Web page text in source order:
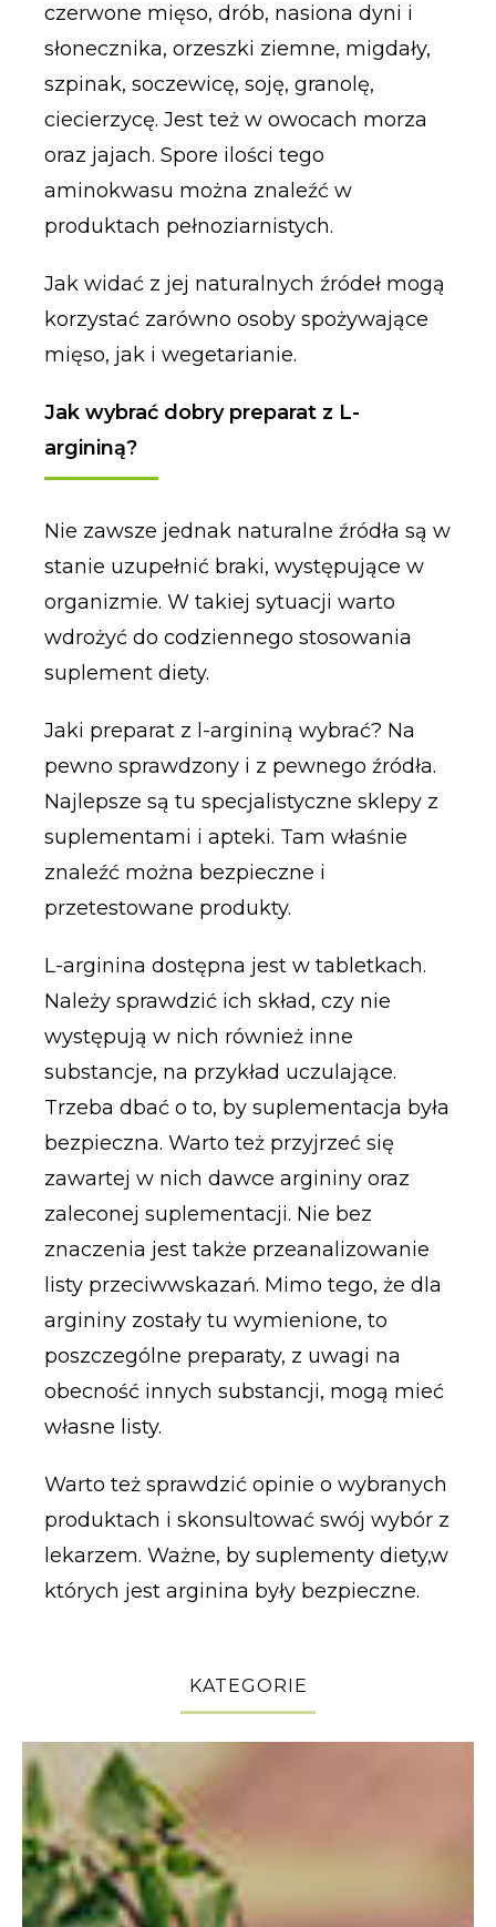
czerwone mięso, drób, nasiona dyni i
słonecznika, orzeszki ziemne, migdały,
szpinak, soczewicę, soję, granolę,
ciecierzycę. Jest też w owocach morza
oraz jajach. Spore ilości tego
aminokwasu można znaleźć w
produktach pełnoziarnistych.
Jak widać z jej naturalnych źródeł mogą
korzystać zarówno osoby spożywające
mięso, jak i wegetarianie.
Jak wybrać dobry preparat z L-
argininą?
Nie zawsze jednak naturalne źródła są w
stanie uzupełnić braki, występujące w
organizmie. W takiej sytuacji warto
wdrożyć do codziennego stosowania
suplement diety.
Jaki preparat z l-argininą wybrać? Na
pewno sprawdzony i z pewnego źródła.
Najlepsze są tu specjalistyczne sklepy z
suplementami i apteki. Tam właśnie
znaleźć można bezpieczne i
przetestowane produkty.
L-arginina dostępna jest w tabletkach.
Należy sprawdzić ich skład, czy nie
występują w nich również inne
substancje, na przykład uczulające.
Trzeba dbać o to, by suplementacja była
bezpieczna. Warto też przyjrzeć się
zawartej w nich dawce argininy oraz
zaleconej suplementacji. Nie bez
znaczenia jest także przeanalizowanie
listy przeciwwskazań. Mimo tego, że dla
argininy zostały tu wymienione, to
poszczególne preparaty, z uwagi na
obecność innych substancji, mogą mieć
własne listy.
Warto też sprawdzić opinie o wybranych
produktach i skonsultować swój wybór z
lekarzem. Ważne, by suplementy diety,w
których jest arginina były bezpieczne.
KATEGORIE